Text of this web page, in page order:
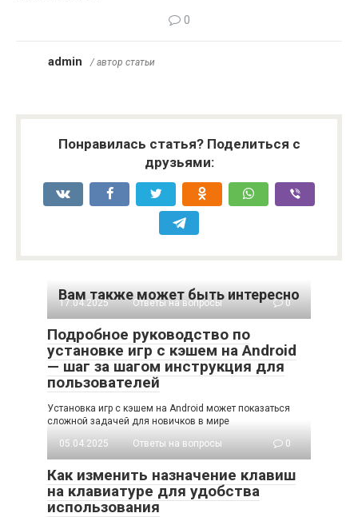
0
admin / автор статьи
Понравилась статья? Поделиться с
друзьями:
Вам также может быть интересно
17.04.2025 Ответы на вопросы 0
Подробное руководство по
установке игр с кэшем на Android
— шаг за шагом инструкция для
пользователей
Установка игр с кэшем на Android может показаться
сложной задачей для новичков в мире
05.04.2025
Ответы на вопросы 0
Как изменить назначение клавиш
на клавиатуре для удобства
использования